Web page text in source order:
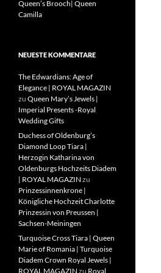
Queen’s Brooch| Queen
Camilla
NEUESTE KOMMENTARE
The Edwardians: Age of
Elegance | ROYAL MAGAZIN
zu Queen Mary’s Jewels |
Imperial Presents -Royal
Wedding Gifts
Duchess of Oldenburg’s
Diamond Loop Tiara |
Herzogin Katharina von
Oldenburgs Hochzeits Diadem
| ROYAL MAGAZIN zu
Prinzessinnenkrone |
Königliche Hochzeit Charlotte
Prinzessin von Preussen |
Sachsen-Meiningen
Turquoise Cross Tiara | Queen
Marie of Romania | Turquoise
Diadem Crown Royal Jewels |
ROYAL MAGAZIN zu Royal